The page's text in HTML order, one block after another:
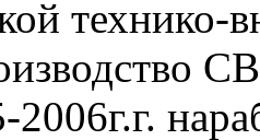
технико-
2006г.г.